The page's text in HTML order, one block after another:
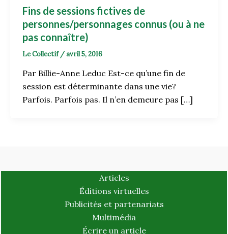
Fins de sessions fictives de
personnes/personnages connus (ou à ne
pas connaître)
Le Collectif /avril 5, 2016
Par Billie-Anne Leduc Est-ce qu’une fin de
session est déterminante dans une vie?
Parfois. Parfois pas. Il n’en demeure pas […]
Articles
Éditions virtuelles
Publicités et partenariats
Multimédia
Écrire un article